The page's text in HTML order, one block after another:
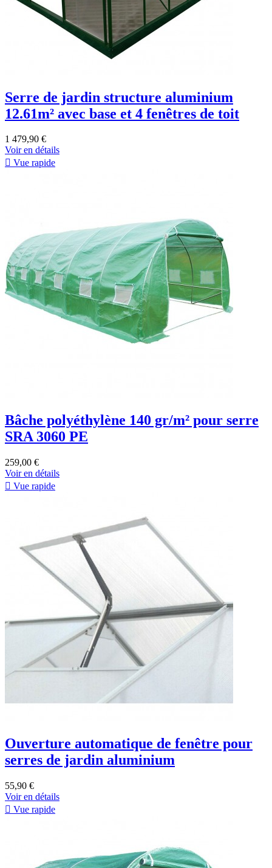
Serre de jardin structure aluminium
12.61m² avec base et 4 fenêtres de toit
1 479,90 €
Voir en détails
 Vue rapide
Bâche polyéthylène 140 gr/m² pour serre
SRA 3060 PE
259,00 €
Voir en détails
 Vue rapide
Ouverture automatique de fenêtre pour
serres de jardin aluminium
55,90 €
Voir en détails
 Vue rapide